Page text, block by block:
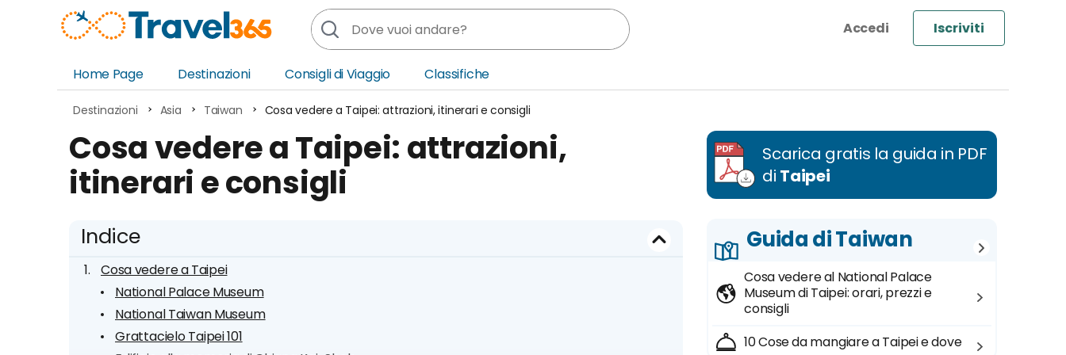
Iscriviti
Home Page
Destinazioni
Europa
Oceania
Nord America
America Centrale
Sud America
Medio Oriente
Consigli di Viaggio Classifiche
Destinazioni Asia Taiwan Cosa vedere a Taipei: attrazioni, itinerari e consigli
Cosa vedere a Taipei: attrazioni,
itinerari e consigli
Indice
Cosa vedere a Taipei
National Palace Museum
National Taiwan Museum
Grattacielo Taipei 101
Scarica gratis la guida in PDF
di Taipei
Guida di Taiwan
Cosa vedere al National Palace
Museum di Taipei: orari, prezzi e
consigli
10 Cose da mangiare a Taipei e dove